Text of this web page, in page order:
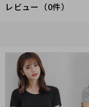
レビュー（0件）